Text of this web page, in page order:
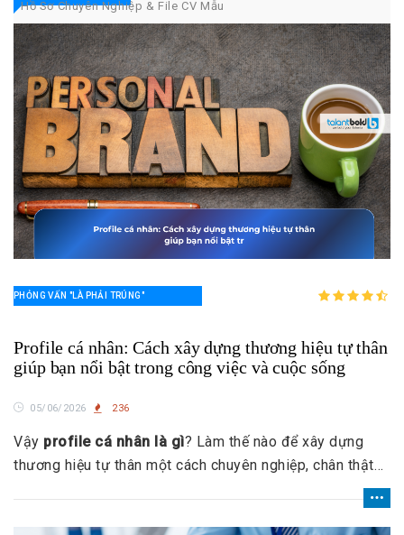
Hồ Sơ Chuyên Nghiệp & File CV Mẫu
PHỎNG VẤN "LÀ PHẢI TRÚNG"
Profile cá nhân: Cách xây dựng thương hiệu tự thân
giúp bạn nổi bật trong công việc và cuộc sống
05/06/2026 236
Vậy profile cá nhân là gì? Làm thế nào để xây dựng
thương hiệu tự thân một cách chuyên nghiệp, chân thật
và bền vững? Bài viết dưới đây sẽ giúp bạn hiểu rõ và có